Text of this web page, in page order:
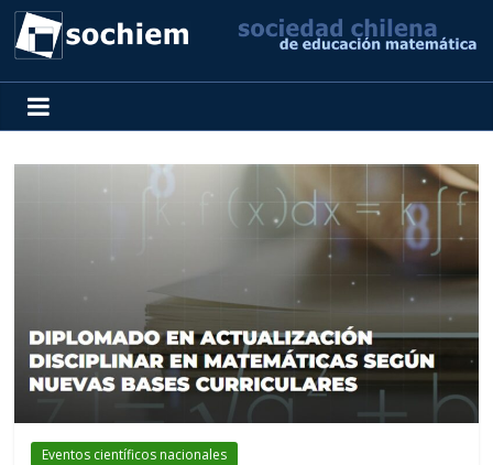
SOCHIEM
Sociedad
Chilena
Eventos científicos nacionales